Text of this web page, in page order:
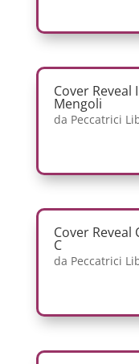
Cover Reveal
Mengoli
da Peccatrici
Cover
C
da Peccatrici